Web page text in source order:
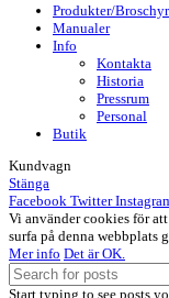
Produkter/Broschyr
Manualer
Info
Kontakta
Historia
Pressrum
Personal
Butik
Kundvagn
Stänga
Facebook Twitter
Vi använder cookies för
surfa på denna webbplats
Mer info Det är OK.
Start typing to see posts